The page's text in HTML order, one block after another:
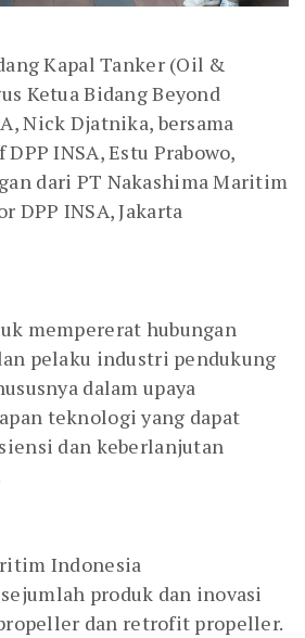
Kapal Tanker (Oil &
Ketua Bidang Beyond
Nick Djatnika, bersama
INSA, Estu Prabowo,
dari PT Nakashima Maritim
DPP INSA, Jakarta
mempererat hubungan
pelaku industri pendukung
dalam upaya
teknologi yang dapat
dan keberlanjutan
Indonesia
produk dan inovasi
dan retrofit propeller.